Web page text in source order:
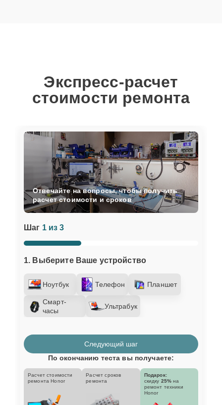
Экспресс-расчет
стоимости ремонта
Шаг 1 из 3
1. Выберите Ваше устройство
Ноутбук Телефон Планшет
Смарт-
часы
Ультрабук
Отвечайте на вопросы, чтобы получить
расчет стоимости и сроков
Следующий шаг
По окончанию теста вы получаете:
Расчет стоимости
ремонта Honor
Расчет сроков
ремонта
Подарок:
скидку 25% на
ремонт техники
Honor